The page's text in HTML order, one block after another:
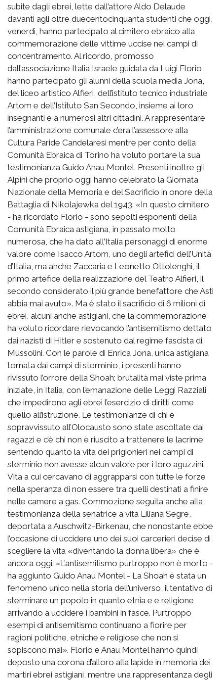
subite dagli ebrei, lette dall’attore Aldo Delaude
davanti agli oltre duecentocinquanta studenti che oggi,
venerdì, hanno partecipato al cimitero ebraico alla
commemorazione delle vittime uccise nei campi di
concentramento. Al ricordo, promosso
dall’associazione Italia Israele guidata da Luigi Florio,
hanno partecipato gli alunni della scuola media Jona,
del liceo artistico Alfieri, dell’istituto tecnico industriale
Artom e dell’Istituto San Secondo, insieme ai loro
insegnanti e a numerosi altri cittadini. A rappresentare
l’amministrazione comunale c’era l’assessore alla
Cultura Paride Candelaresi mentre per conto della
Comunità Ebraica di Torino ha voluto portare la sua
testimonianza Guido Anau Montel. Presenti inoltre gli
Alpini che proprio oggi hanno celebrato la Giornata
Nazionale della Memoria e del Sacrificio in onore della
Battaglia di Nikolajewka del 1943. «In questo cimitero
- ha ricordato Florio - sono sepolti esponenti della
Comunità Ebraica astigiana, in passato molto
numerosa, che ha dato all’Italia personaggi di enorme
valore come Isacco Artom, uno degli artefici dell’Unità
d’Italia, ma anche Zaccaria e Leonetto Ottolenghi, il
primo artefice della realizzazione del Teatro Alfieri, il
secondo considerato il più grande benefattore che Asti
abbia mai avuto». Ma è stato il sacrificio di 6 milioni di
ebrei, alcuni anche astigiani, che la commemorazione
ha voluto ricordare rievocando l’antisemitismo dettato
dai nazisti di Hitler e sostenuto dal regime fascista di
Mussolini. Con le parole di Enrica Jona, unica astigiana
tornata dai campi di sterminio, i presenti hanno
rivissuto l’orrore della Shoah; brutalità mai viste prima
iniziate, in Italia, con l’emanazione delle Leggi Razziali
che impedirono agli ebrei l’esercizio di diritti come
quello all’istruzione. Le testimonianze di chi è
sopravvissuto all’Olocausto sono state ascoltate dai
ragazzi e c’è chi non è riuscito a trattenere le lacrime
sentendo quanto la vita dei prigionieri nei campi di
sterminio non avesse alcun valore per i loro aguzzini.
Vita a cui cercavano di aggrapparsi con tutte le forze
nella speranza di non essere tra quelli destinati a finire
nelle camere a gas. Commozione seguita anche alla
testimonianza della senatrice a vita Liliana Segre,
deportata a Auschwitz-Birkenau, che nonostante ebbe
l’occasione di uccidere uno dei suoi carcerieri decise di
scegliere la vita «diventando la donna libera» che è
ancora oggi. «L’antisemitismo purtroppo non è morto -
ha aggiunto Guido Anau Montel - La Shoah è stata un
fenomeno unico nella storia dell’universo, il tentativo di
sterminare un popolo in quanto etnia e e religione
arrivando a uccidere i bambini in fasce. Purtroppo
esempi di antisemitismo continuano a fiorire per
ragioni politiche, etniche e religiose che non si
sopiscono mai». Florio e Anau Montel hanno quindi
deposto una corona d’alloro alla lapide in memoria dei
martiri ebrei astigiani, mentre una rappresentanza degli